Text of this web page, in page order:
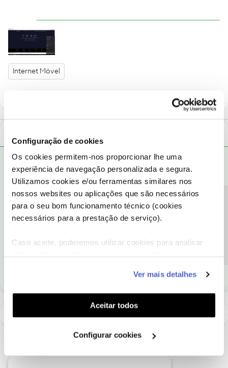
Configuração de cookies
Os cookies permitem-nos proporcionar lhe uma
experiência de navegação personalizada e segura.
Utilizamos cookies e/ou ferramentas similares nos
nossos websites ou aplicações que são necessários
para o seu bom funcionamento técnico (cookies
necessários para a prestação de serviço).
Caso aceite, poderemos utilizar cookies para analisar
funcionalidades (cookies de personalização e
funcionalidade) e adaptar anúncios aos seus interesses
(cookies de publicidade personalizada). Pode gerir a
utilização dos cookies clicando em "Configurar
Ver mais detalhes
Aceitar todos
Configurar cookies
Internet Móvel
Tiago C. RESPOSTA Forum|Forum|8 years ago
Bem-vindo à comunidade, @JOAO SIMAO .
Queremos ajudar, contudo uma vez que se trata de uma situação
específica do seu serviço, pedimos que nos ligue para fazermos
alguns despistes técnicos. Saibaaquipara onde ligar.
Ajude a comunidade a encontrar informação relevante. Marque